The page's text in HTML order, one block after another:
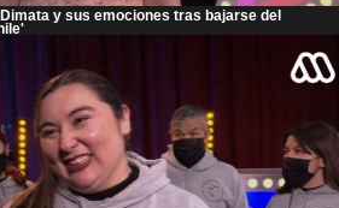
y sus emociones tras bajarse del